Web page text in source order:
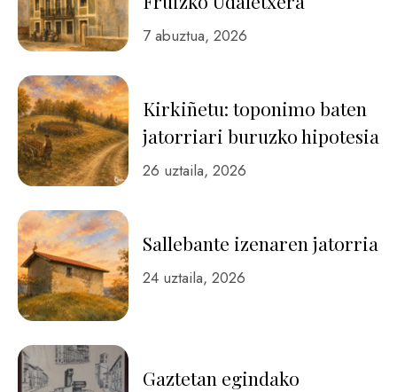
7 abuztua, 2026
Kirkiñetu: toponimo baten
jatorriari buruzko hipotesia
26 uztaila, 2026
Sallebante izenaren jatorria
24 uztaila, 2026
Gaztetan egindako